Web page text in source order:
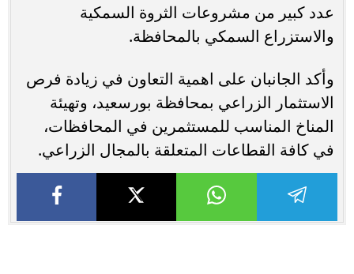
عدد كبير من مشروعات الثروة السمكية
والاستزراع السمكي بالمحافظة.
وأكد الجانبان على اهمية التعاون في زيادة فرص
الاستثمار الزراعي بمحافظة بورسعيد، وتهيئة
المناخ المناسب للمستثمرين في المحافظات،
في كافة القطاعات المتعلقة بالمجال الزراعي.